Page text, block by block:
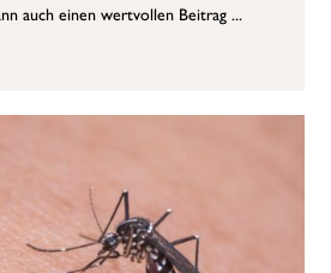
auch einen wertvollen Beitrag ...